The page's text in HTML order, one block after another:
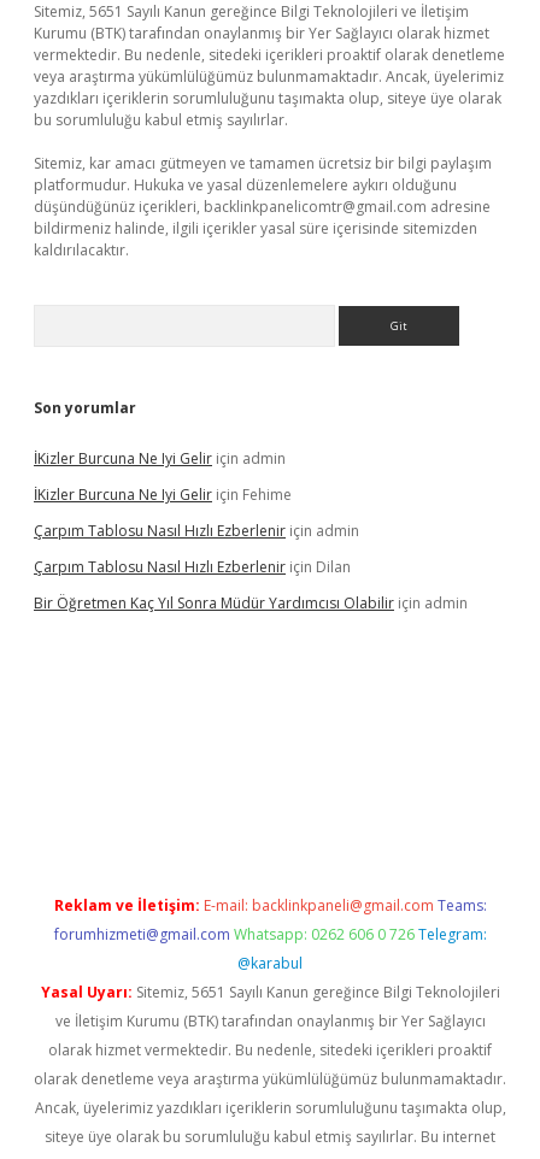
Sitemiz, 5651 Sayılı Kanun gereğince Bilgi Teknolojileri ve İletişim
Kurumu (BTK) tarafından onaylanmış bir Yer Sağlayıcı olarak hizmet
vermektedir. Bu nedenle, sitedeki içerikleri proaktif olarak denetleme
veya araştırma yükümlülüğümüz bulunmamaktadır. Ancak, üyelerimiz
yazdıkları içeriklerin sorumluluğunu taşımakta olup, siteye üye olarak
bu sorumluluğu kabul etmiş sayılırlar.
Sitemiz, kar amacı gütmeyen ve tamamen ücretsiz bir bilgi paylaşım
platformudur. Hukuka ve yasal düzenlemelere aykırı olduğunu
düşündüğünüz içerikleri, backlinkpanelicomtr@gmail.com adresine
bildirmeniz halinde, ilgili içerikler yasal süre içerisinde sitemizden
kaldırılacaktır.
Son yorumlar
İKizler Burcuna Ne Iyi Gelir için admin
İKizler Burcuna Ne Iyi Gelir için Fehime
Çarpım Tablosu Nasıl Hızlı Ezberlenir için admin
Çarpım Tablosu Nasıl Hızlı Ezberlenir için Dilan
Bir Öğretmen Kaç Yıl Sonra Müdür Yardımcısı Olabilir için admin
Reklam ve İletişim: E-mail: backlinkpaneli@gmail.com Teams:
forumhizmeti@gmail.com Whatsapp: 0262 606 0 726 Telegram:
@karabul
Yasal Uyarı: Sitemiz, 5651 Sayılı Kanun gereğince Bilgi Teknolojileri
ve İletişim Kurumu (BTK) tarafından onaylanmış bir Yer Sağlayıcı
olarak hizmet vermektedir. Bu nedenle, sitedeki içerikleri proaktif
olarak denetleme veya araştırma yükümlülüğümüz bulunmamaktadır.
Ancak, üyelerimiz yazdıkları içeriklerin sorumluluğunu taşımakta olup,
siteye üye olarak bu sorumluluğu kabul etmiş sayılırlar. Bu internet